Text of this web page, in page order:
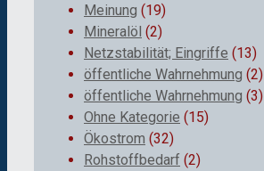
Meinung (19)
Mineralöl (2)
Netzstabilität; Eingriffe (13)
öffentliche Wahrnehmung (2)
öffentliche Wahrnehmung (3)
Ohne Kategorie (15)
Ökostrom (32)
Rohstoffbedarf (2)